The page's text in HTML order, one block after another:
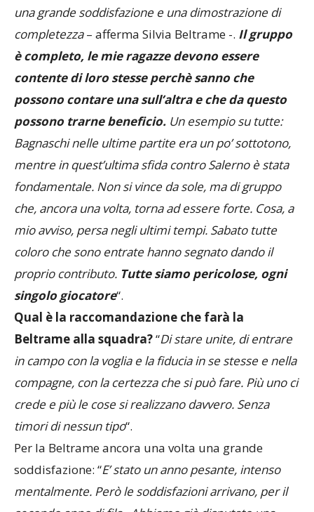
una grande soddisfazione e una dimostrazione di
completezza– afferma Silvia Beltrame -. Il gruppo
è completo, le mie ragazze devono essere
contente di loro stesse perchè sanno che
possono contare una sull’altra e che da questo
possono trarne beneficio. Un esempio su tutte:
Bagnaschi nelle ultime partite era un po’ sottotono,
mentre in quest’ultima sfida contro Salerno è stata
fondamentale. Non si vince da sole, ma di gruppo
che, ancora una volta, torna ad essere forte. Cosa, a
mio avviso, persa negli ultimi tempi. Sabato tutte
coloro che sono entrate hanno segnato dando il
proprio contributo. Tutte siamo pericolose, ogni
singolo giocatore“.
Qual è la raccomandazione che farà la
Beltrame alla squadra?“Di stare unite, di entrare
in campo con la voglia e la fiducia in se stesse e nella
compagne, con la certezza che si può fare. Più uno ci
crede e più le cose si realizzano davvero. Senza
timori di nessun tipo“.
Per la Beltrame ancora una volta una grande
soddisfazione: “E’ stato un anno pesante, intenso
mentalmente. Però le soddisfazioni arrivano, per il